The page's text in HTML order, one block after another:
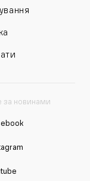
за новинами